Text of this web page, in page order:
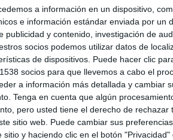
a información en un dispositivo,
e información estándar enviada por un
y contenido, investigación de
socios podemos utilizar datos de
de dispositivos. Puede hacer clic
socios para que llevemos a cabo el
a información más detallada y cambiar
Tenga en cuenta que algún
pero usted tiene el derecho de rechazar
sitio web. Puede cambiar sus
y haciendo clic en el botón "Privacidad"